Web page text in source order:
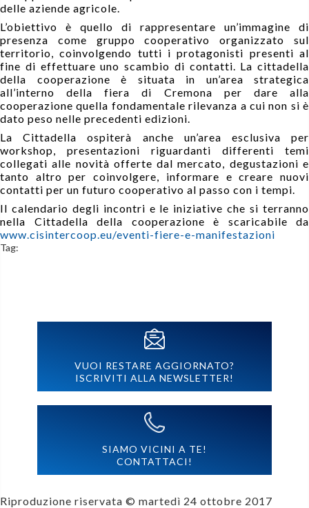
delle aziende agricole.
L’obiettivo è quello di rappresentare un’immagine di
presenza come gruppo cooperativo organizzato sul
territorio, coinvolgendo tutti i protagonisti presenti al
fine di effettuare uno scambio di contatti. La cittadella
della cooperazione è situata in un’area strategica
all’interno della fiera di Cremona per dare alla
cooperazione quella fondamentale rilevanza a cui non si è
dato peso nelle precedenti edizioni.
La Cittadella ospiterà anche un’area esclusiva per
workshop, presentazioni riguardanti differenti temi
collegati alle novità offerte dal mercato, degustazioni e
tanto altro per coinvolgere, informare e creare nuovi
contatti per un futuro cooperativo al passo con i tempi.
Il calendario degli incontri e le iniziative che si terranno
nella Cittadella della cooperazione è scaricabile da
www.cisintercoop.eu/eventi-fiere-e-manifestazioni
Tag:
VUOI RESTARE AGGIORNATO?
ISCRIVITI ALLA NEWSLETTER!
SIAMO VICINI A TE!
CONTATTACI!
Riproduzione riservata © martedì 24 ottobre 2017